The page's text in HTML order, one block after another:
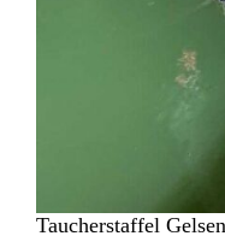
Taucherstaffel